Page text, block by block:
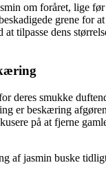
om foråret, lige
grene for
at tilpasse dens
deres smukke
er beskæring
på at fjerne
af jasmin buske